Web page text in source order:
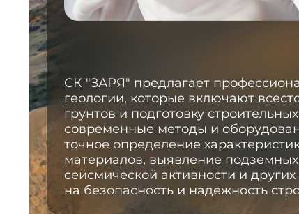
СК "ЗАРЯ" предлагает
геологии, которые включают
грунтов и подготовку
современные методы и
точное определение
материалов, выявление
сейсмической активности и
на безопасность и надежность